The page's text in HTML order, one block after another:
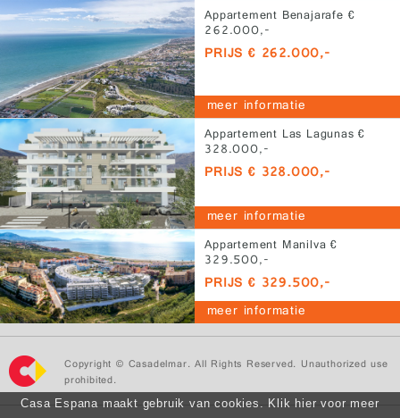
Appartement Benajarafe €
262.000,-
PRIJS € 262.000,-
meer informatie
Appartement Las Lagunas €
328.000,-
PRIJS € 328.000,-
meer informatie
Appartement Manilva €
329.500,-
PRIJS € 329.500,-
meer informatie
Copyright © Casadelmar. All Rights Reserved. Unauthorized use
prohibited.
Casa Espana maakt gebruik van cookies. Klik hier voor meer